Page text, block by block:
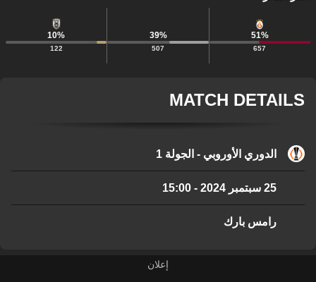
51%
657
39%
507
10%
122
MATCH DETAILS
الدوري الأوروبي - الجولة 1
25 سبتمبر 2024 -
15:00
رامس بارك